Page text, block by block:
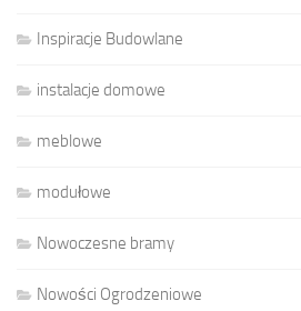
Inspiracje Budowlane
instalacje domowe
meblowe
modułowe
Nowoczesne bramy
Nowości Ogrodzeniowe